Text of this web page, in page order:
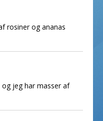
rosiner og ananas
jeg har masser af